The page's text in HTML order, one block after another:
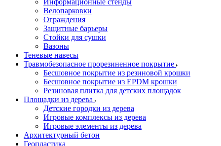
Информационные стенды
Велопарковки
Ограждения
Защитные барьеры
Стойки для сушки
Вазоны
Теневые навесы
Травмобезопасное прорезиненное покрытие
Бесшовное покрытие из резиновой крошки
Бесшовное покрытие из EPDM крошки
Резиновая плитка для детских площадок
Площадки из дерева
Детские городки из дерева
Игровые комплексы из дерева
Игровые элементы из дерева
Архитектурный бетон
Геопластика